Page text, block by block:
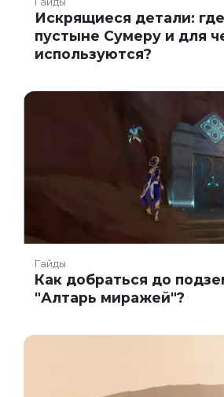
Искрящиеся детали:
пустыне Сумеру и для
используются?
Гайды
Как добраться до
"Алтарь миражей"?